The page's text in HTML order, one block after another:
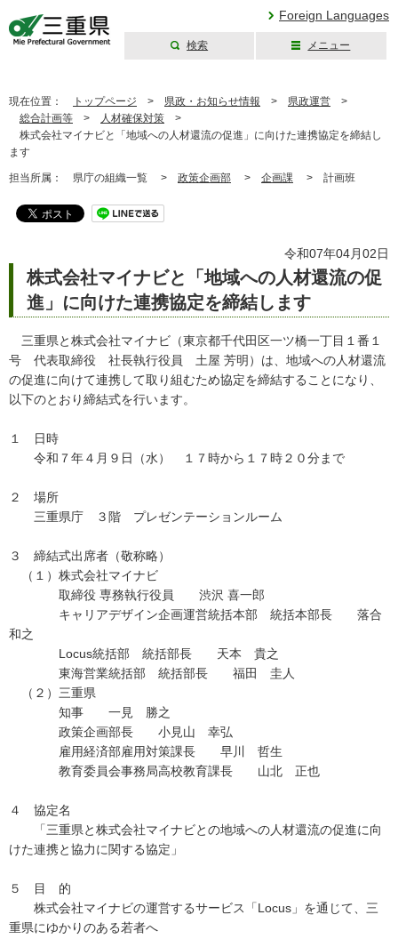
Foreign Languages
検索 メニュー
現在位置： トップページ > 県政・お知らせ情報 > 県政運営 >
総合計画等 > 人材確保対策 >
株式会社マイナビと「地域への人材還流の促進」に向けた連携協定を締結し
ます
担当所属： 県庁の組織一覧 > 政策企画部 > 企画課 > 計画班
令和07年04月02日
株式会社マイナビと「地域への人材還流の促
進」に向けた連携協定を締結します
三重県と株式会社マイナビ（東京都千代田区一ツ橋一丁目１番１
号 代表取締役 社長執行役員 土屋 芳明）は、地域への人材還流
の促進に向けて連携して取り組むため協定を締結することになり、
以下のとおり締結式を行います。
１ 日時
令和７年４月９日（水） １７時から１７時２０分まで
２ 場所
三重県庁 ３階 プレゼンテーションルーム
３ 締結式出席者（敬称略）
（１）株式会社マイナビ
取締役 専務執行役員 渋沢 喜一郎
キャリアデザイン企画運営統括本部 統括本部長 落合
和之
Locus統括部 統括部長 天本 貴之
東海営業統括部 統括部長 福田 圭人
（２）三重県
知事 一見 勝之
政策企画部長 小見山 幸弘
雇用経済部雇用対策課長 早川 哲生
教育委員会事務局高校教育課長 山北 正也
４ 協定名
「三重県と株式会社マイナビとの地域への人材還流の促進に向
けた連携と協力に関する協定」
５ 目 的
株式会社マイナビの運営するサービス「Locus」を通じて、三
重県にゆかりのある若者へ